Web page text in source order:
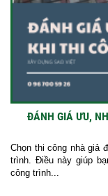
ĐÁNH GIÁ ƯU,
Chọn thi công nhà giả
trình. Điều này giúp
công trình...